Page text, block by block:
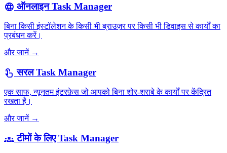
language ऑनलाइन Task Manager
बिना किसी इंस्टॉलेशन के किसी भी ब्राउज़र पर किसी भी डिवाइस से कार्यों का
प्रबंधन करें।
और जानें →
touch_app सरल Task Manager
एक साफ, न्यूनतम इंटरफ़ेस जो आपको बिना शोर-शराबे के कार्यों पर केंद्रित
रखता है।
और जानें →
groupsटीमों के लिए Task Manager